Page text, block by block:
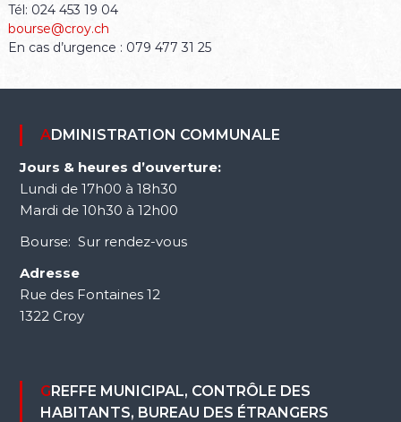
Tél: 024 453 19 04
bourse@croy.ch
En cas d’urgence : 079 477 31 25
ADMINISTRATION COMMUNALE
Jours & heures d’ouverture:
Lundi de 17h00 à 18h30
Mardi de 10h30 à 12h00
Bourse: Sur rendez-vous
Adresse
Rue des Fontaines 12
1322 Croy
GREFFE MUNICIPAL, CONTRÔLE DES
HABITANTS, BUREAU DES ÉTRANGERS